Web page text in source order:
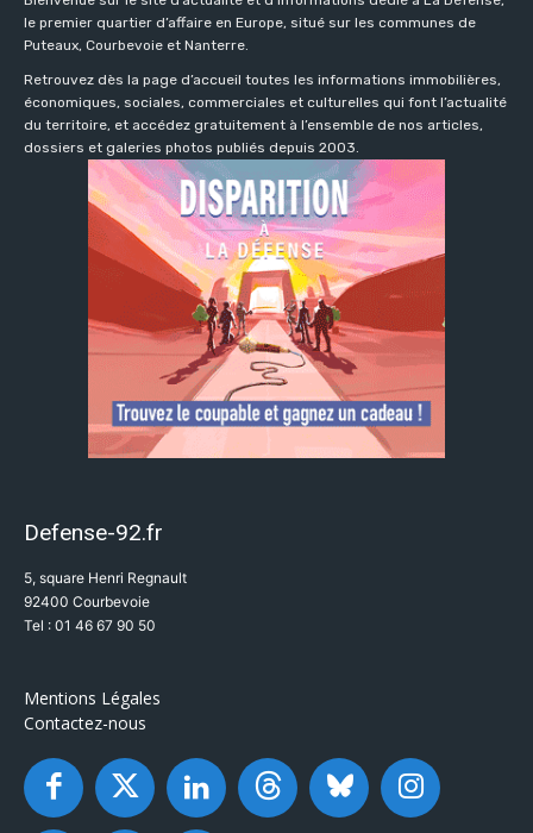
le premier quartier d’affaire en Europe, situé sur les communes de
Puteaux, Courbevoie et Nanterre.
Retrouvez dès la page d’accueil toutes les informations immobilières,
économiques, sociales, commerciales et culturelles qui font l’actualité
du territoire, et accédez gratuitement à l’ensemble de nos articles,
dossiers et galeries photos publiés depuis 2003.
Defense-92.fr
5, square Henri Regnault
92400 Courbevoie
Tel : 01 46 67 90 50
Mentions Légales
Contactez-nous